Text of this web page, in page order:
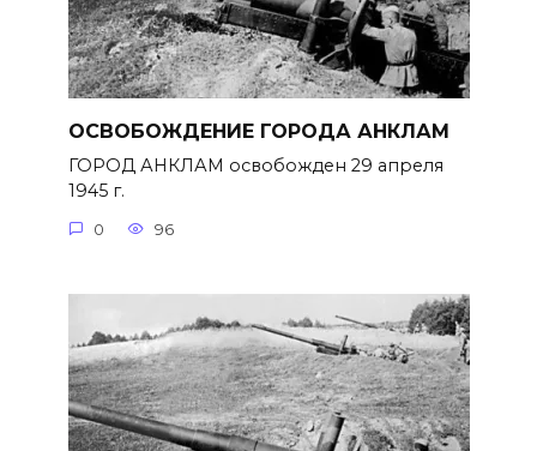
ОСВОБОЖДЕНИЕ ГОРОДА АНКЛАМ
ГОРОД АНКЛАМ освобожден 29 апреля
1945 г.
0 96